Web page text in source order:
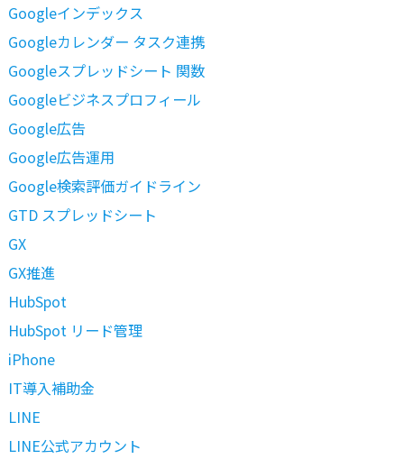
Googleインデックス
Googleカレンダー タスク連携
Googleスプレッドシート 関数
Googleビジネスプロフィール
Google広告
Google広告運用
Google検索評価ガイドライン
GTD スプレッドシート
GX
GX推進
HubSpot
HubSpot リード管理
iPhone
IT導入補助金
LINE
LINE公式アカウント